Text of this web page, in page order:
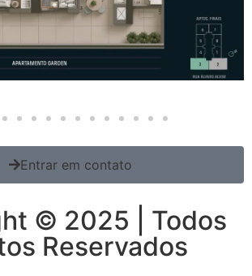
Entrar em contato
© 2025 | Todos
Reservados